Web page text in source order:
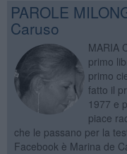
PAROLE
Caruso
MARIA
primo
primo
fatto il
1977 e
piace
che le passano per la
Facebook è Marina de